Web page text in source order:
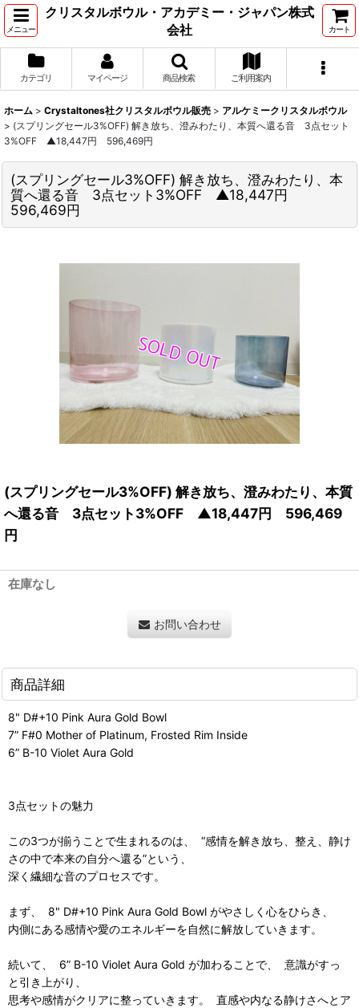
メニュー
クリスタルボウル・アカデミー・ジャパン株式
会社
カート
カテゴリ マイページ 商品検索 ご利用案内
ホーム > Crystaltones社クリスタルボウル販売 > アルケミークリスタルボウル
> (スプリングセール3%OFF) 解き放ち、澄みわたり、本質へ還る音 3点セット
3%OFF ▲18,447円 596,469円
(スプリングセール3%OFF) 解き放ち、澄みわたり、本
質へ還る音 3点セット3%OFF ▲18,447円
596,469円
(スプリングセール3%OFF) 解き放ち、澄みわたり、本質
へ還る音 3点セット3%OFF ▲18,447円 596,469
円
在庫なし
お問い合わせ
商品詳細
8" D#+10 Pink Aura Gold Bowl
7” F#0 Mother of Platinum, Frosted Rim Inside
6” B-10 Violet Aura Gold
3点セットの魅力
この3つが揃うことで生まれるのは、 “感情を解き放ち、整え、静け
さの中で本来の自分へ還る”という、
深く繊細な音のプロセスです。
まず、 8" D#+10 Pink Aura Gold Bowl がやさしく心をひらき、
内側にある感情や愛のエネルギーを自然に解放していきます。
続いて、 6” B-10 Violet Aura Gold が加わることで、 意識がすっ
と引き上がり、
思考や感情がクリアに整っていきます。 直感や内なる静けさへとア